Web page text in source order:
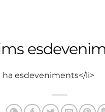
ha esdeveniments</li>